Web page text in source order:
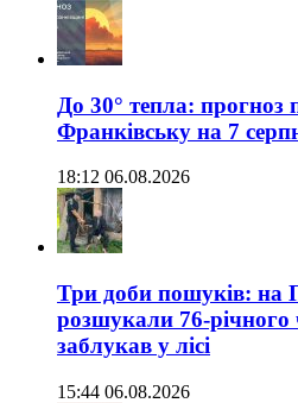
До 30° тепла: прогноз
Франківську на 7
18:12 06.08.2026
Три доби пошуків: на
розшукали 76-річного
заблукав у лісі
15:44 06.08.2026